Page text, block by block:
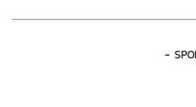
-